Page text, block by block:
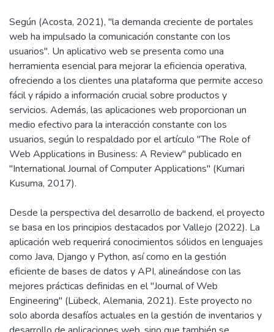
Según (Acosta, 2021), "la demanda creciente de portales
web ha impulsado la comunicación constante con los
usuarios". Un aplicativo web se presenta como una
herramienta esencial para mejorar la eficiencia operativa,
ofreciendo a los clientes una plataforma que permite acceso
fácil y rápido a información crucial sobre productos y
servicios. Además, las aplicaciones web proporcionan un
medio efectivo para la interacción constante con los
usuarios, según lo respaldado por el artículo "The Role of
Web Applications in Business: A Review" publicado en
"International Journal of Computer Applications" (Kumari
Kusuma, 2017).
Desde la perspectiva del desarrollo de backend, el proyecto
se basa en los principios destacados por Vallejo (2022). La
aplicación web requerirá conocimientos sólidos en lenguajes
como Java, Django y Python, así como en la gestión
eficiente de bases de datos y API, alineándose con las
mejores prácticas definidas en el "Journal of Web
Engineering" (Lübeck, Alemania, 2021). Este proyecto no
solo aborda desafíos actuales en la gestión de inventarios y